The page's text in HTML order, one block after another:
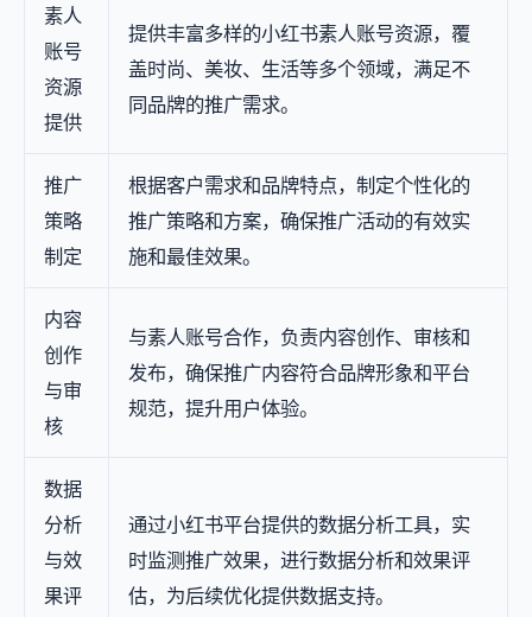
素人
账号
资源
提供
提供丰富多样的小红书素人账号资源，覆
盖时尚、美妆、生活等多个领域，满足不
同品牌的推广需求。
推广
策略
制定
根据客户需求和品牌特点，制定个性化的
推广策略和方案，确保推广活动的有效实
施和最佳效果。
内容
创作
与审
核
与素人账号合作，负责内容创作、审核和
发布，确保推广内容符合品牌形象和平台
规范，提升用户体验。
数据
分析
与效
果评
通过小红书平台提供的数据分析工具，实
时监测推广效果，进行数据分析和效果评
估，为后续优化提供数据支持。